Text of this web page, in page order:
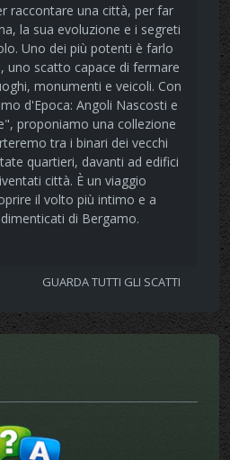
raccontare una città, per far
la sua evoluzione e i segreti
Uno dei più potenti è farlo
uno scatto capace di fermare
monumenti e veicoli. Con
d'Epoca: Angoli Nascosti e
proponiamo una collezione
tra i binari dei vecchi
quartieri, davanti ad edifici
città. È un viaggio
il volto più intimo e a
di Bergamo.
GUARDA TUTTI GLI SCATTI